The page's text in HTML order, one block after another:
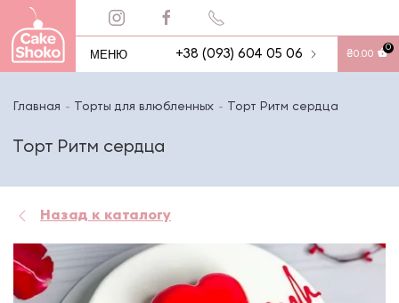
МЕНЮ +38 (093) 604 05 06 ₴0.00
0
Главная Торты для влюбленных Торт Ритм сердца
Торт Ритм сердца
Назад к каталогу